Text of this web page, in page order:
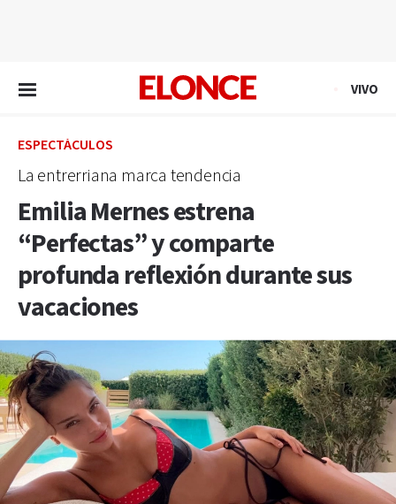
VIVO
ESPECTÁCULOS
La entrerriana marca tendencia
Emilia Mernes estrena
“Perfectas” y comparte
profunda reflexión durante sus
vacaciones